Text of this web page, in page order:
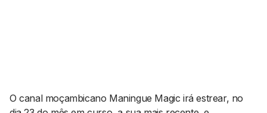
+351 912 127 577
O canal moçambicano Maningue Magic irá estrear, no